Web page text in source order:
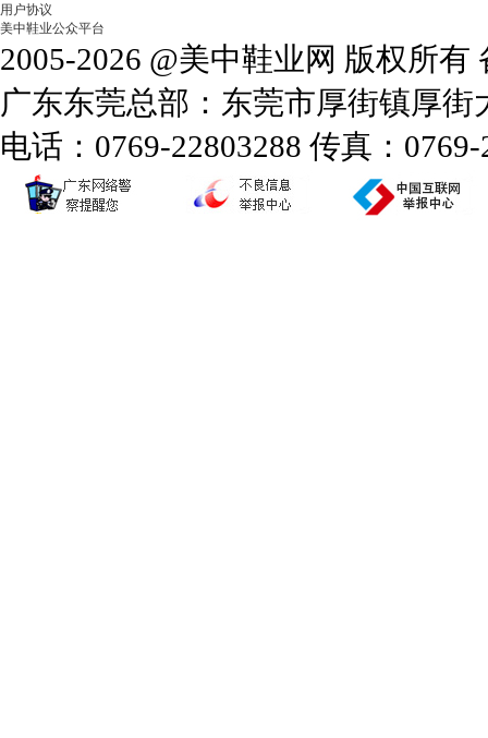
用户协议
美中鞋业公众平台
2005-2026 @美中鞋业网 版权所有
广东东莞总部：东莞市厚街镇厚
电话：0769-22803288 传真：0769-